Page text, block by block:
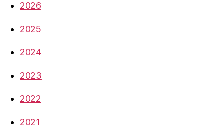
2026
2025
2024
2023
2022
2021